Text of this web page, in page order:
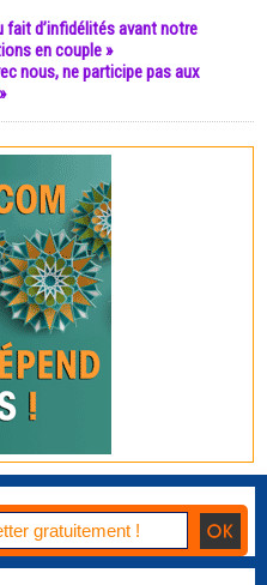
fait d’infidélités avant notre
en couple »
nous, ne participe pas aux